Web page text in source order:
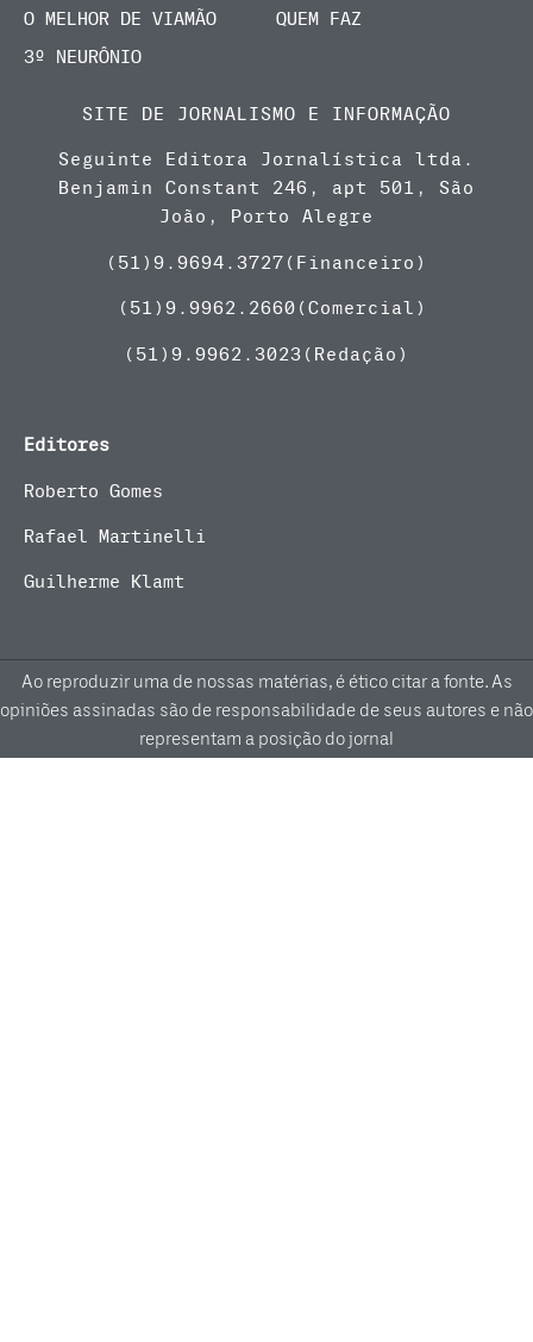
O MELHOR DE VIAMÃO
3º NEURÔNIO
QUEM FAZ
SITE DE JORNALISMO E INFORMAÇÃO
Seguinte Editora Jornalística ltda.
Benjamin Constant 246, apt 501, São
João, Porto Alegre
(51)9.9694.3727(Financeiro)
(51) 9.9962.2660(Comercial)
(51)9.9962.3023(Redação)
Editores
Roberto Gomes
Rafael Martinelli
Guilherme Klamt
Ao reproduzir uma de nossas matérias, é ético citar a fonte. As
opiniões assinadas são de responsabilidade de seus autores e não
representam a posição do jornal